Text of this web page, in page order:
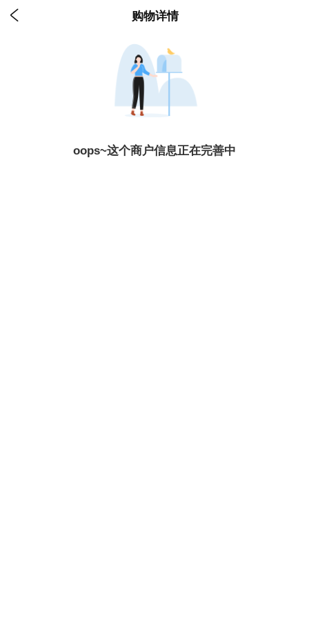
 购物详情
oops~这个商户信息正在完善中